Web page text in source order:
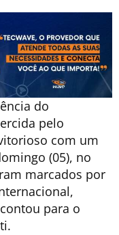
do
pelo
com um
(05), no
marcados por
para o